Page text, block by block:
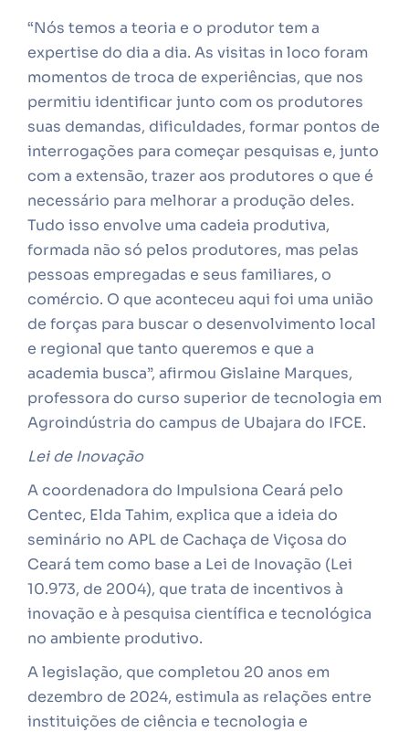
“Nós temos a teoria e o produtor tem a
expertise do dia a dia. As visitas in loco foram
momentos de troca de experiências, que nos
permitiu identificar junto com os produtores
suas demandas, dificuldades, formar pontos de
interrogações para começar pesquisas e, junto
com a extensão, trazer aos produtores o que é
necessário para melhorar a produção deles.
Tudo isso envolve uma cadeia produtiva,
formada não só pelos produtores, mas pelas
pessoas empregadas e seus familiares, o
comércio. O que aconteceu aqui foi uma união
de forças para buscar o desenvolvimento local
e regional que tanto queremos e que a
academia busca”, afirmou Gislaine Marques,
professora do curso superior de tecnologia em
Agroindústria do campus de Ubajara do IFCE.
Lei de Inovação
A coordenadora do Impulsiona Ceará pelo
Centec, Elda Tahim, explica que a ideia do
seminário no APL de Cachaça de Viçosa do
Ceará tem como base a Lei de Inovação (Lei
10.973, de 2004), que trata de incentivos à
inovação e à pesquisa científica e tecnológica
no ambiente produtivo.
A legislação, que completou 20 anos em
dezembro de 2024, estimula as relações entre
instituições de ciência e tecnologia e